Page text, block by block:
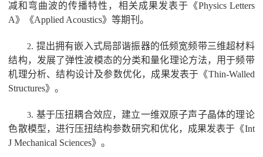
减和弯曲波的传播特性，相关成果发表于《Physics Letters
A》《Applied Acoustics》等期刊。
2. 提出拥有嵌入式局部谐振器的低频宽频带三维超材料
结构，发展了弹性波模态的分类和量化理论方法，用于频带
机理分析、结构设计及参数优化，成果发表于《Thin-Walled
Structures》。
3. 基于压扭耦合效应，建立一维双原子声子晶体的理论
色散模型，进行压扭结构参数研究和优化，成果发表于《Int
J Mechanical Sciences》。